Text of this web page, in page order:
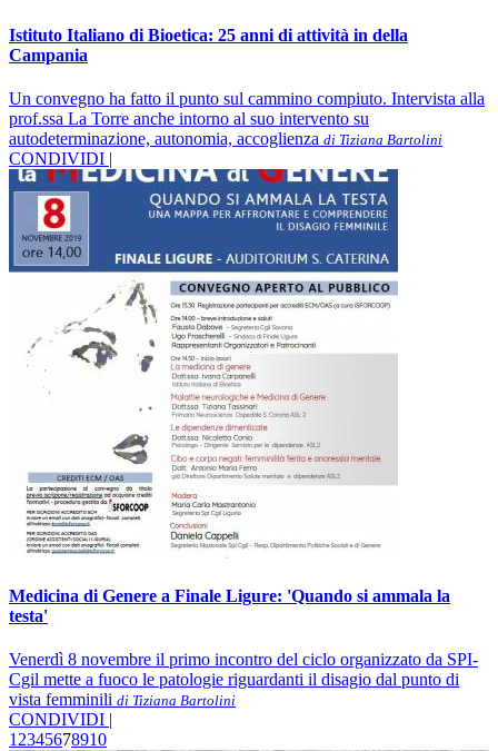
Istituto Italiano di Bioetica: 25 anni di attività in della
Campania
Un convegno ha fatto il punto sul cammino compiuto. Intervista alla
prof.ssa La Torre anche intorno al suo intervento su
autodeterminazione, autonomia, accoglienza di Tiziana Bartolini
CONDIVIDI |
Medicina di Genere a Finale Ligure: 'Quando si ammala la
testa'
Venerdì 8 novembre il primo incontro del ciclo organizzato da SPI-
Cgil mette a fuoco le patologie riguardanti il disagio dal punto di
vista femminili di Tiziana Bartolini
CONDIVIDI |
1 2345678910